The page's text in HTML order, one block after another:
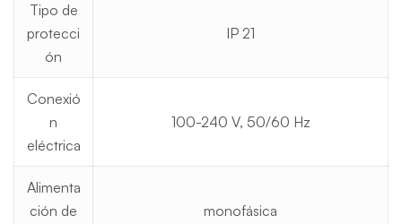
Tipo de
protecci
ón
IP 21
Conexió
n
eléctrica
100-240 V, 50/60 Hz
Alimenta
ción de
monofásica